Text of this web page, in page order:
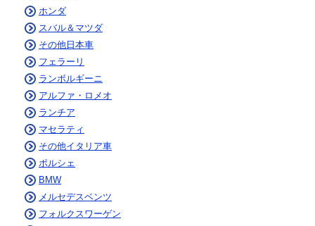
ホンダ
スバル＆マツダ
その他日本車
フェラーリ
ランボルギーニ
アルファ・ロメオ
ランチア
マセラティ
その他イタリア車
ポルシェ
BMW
メルセデスベンツ
フォルクスワーゲン